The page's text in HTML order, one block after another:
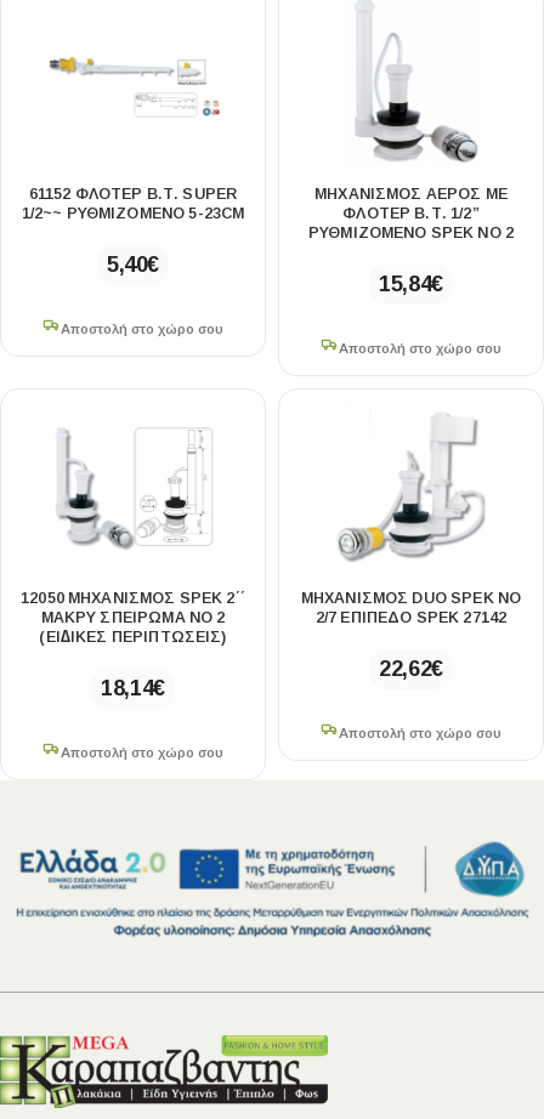
61152 ΦΛΟΤΈΡ Β.Τ. SUPER
1/2~~ ΡΥΘΜΙΖΌΜΕΝΟ 5-23CM
5,40€
Αποστολή στο χώρο σου
ΜΗΧΑΝΙΣΜΌΣ ΑΈΡΟΣ ΜΕ
ΦΛΟΤΈΡ Β.Τ. 1/2”
ΡΥΘΜΙΖΌΜΕΝΟ SPEK ΝΟ 2
15,84€
Αποστολή στο χώρο σου
12050 ΜΗΧΑΝΙΣΜΌΣ SPEK 2΄΄
ΜΑΚΡΎ ΣΠΕΊΡΩΜΑ ΝΟ 2
(ΕΙ∆ΙΚΕΣ ΠΕΡΙΠΤΩΣΕΙΣ)
18,14€
Αποστολή στο χώρο σου
ΜΗΧΑΝΙΣΜΌΣ DUO SPEK NO
2/7 ΕΠΊΠΕΔΟ SPEK 27142
22,62€
Αποστολή στο χώρο σου